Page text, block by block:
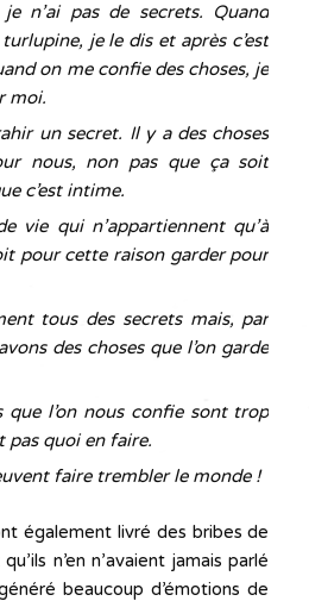
n’ai pas de secrets. Quand
je le dis et après c’est
on me confie des choses, je
moi.
un secret. Il y a des choses
nous, non pas que ça soit
c’est intime.
vie qui n’appartiennent qu’à
pour cette raison garder pour
tous des secrets mais, par
des choses que l’on garde
que l’on nous confie sont trop
pas quoi en faire.
faire trembler le monde !
également livré des bribes de
n’en n’avaient jamais parlé
beaucoup d’émotions de